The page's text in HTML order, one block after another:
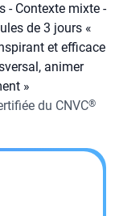
- Contexte mixte -
de 3 jours «
et efficace
animer
»
du CNVC®